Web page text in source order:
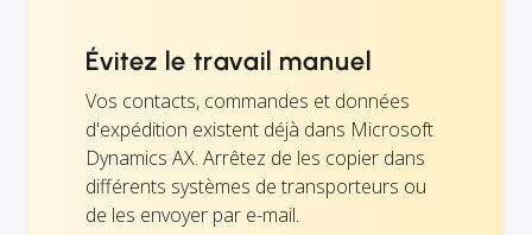
Évitez le travail manuel
Vos contacts, commandes et données
d'expédition existent déjà dans Microsoft
Dynamics AX. Arrêtez de les copier dans
différents systèmes de transporteurs ou
de les envoyer par e-mail.